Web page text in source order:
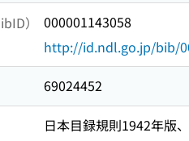
）
000001143058
http://id.ndl.go.jp/bib/
69024452
日本目録規則1942年版